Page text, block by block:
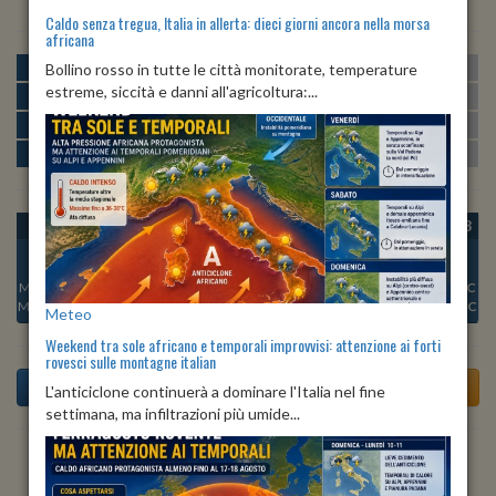
MATTINA min:23º max:28º U:58%
POMERIGGIO min:29º max:29º
SERA min: 24º max:29º U:69%-84%
NOTTE min:23º max:24º U:78%
OGGI
Min:
23°C
Max:24°C
SAB 08
Min:
24°C
Max:25°C
DOM 09
Min:23°C
Max:24°C
LUN 10
Min:23°C
Max:24°C
MAR 11
Min:
23°C
Max:24°C
MER 12
Min:24°C
Max:24°C
GIO 13
Min:
24°C
Max:24°C
Previsioni del Tempo a Alì tra 3 giorni
Caldo senza tregua, Italia in allerta: dieci giorni ancora nella morsa
africana
Bollino rosso in tutte le città monitorate, temperature
estreme, siccità e danni all'agricoltura:...
Meteo
Weekend tra sole africano e temporali improvvisi: attenzione ai forti
rovesci sulle montagne italian
L'anticiclone continuerà a dominare l'Italia nel fine
settimana, ma infiltrazioni più umide...